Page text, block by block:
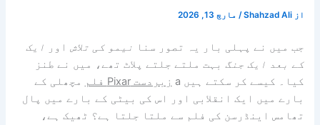
از Shahzad Ali
/ مارچ 13, 2026
جب میں نے پہلی بار یہ تصور سنا نیمو کی تلاش اور ایک
کے بعد ایک جنگ بہت ملتے جلتے پلاٹ تھے، میں نے طنز
کیا۔ کیسے کر سکتے ہیں a
زبردست Pixar فلم
مچھلی کے
بارے میں ایک انقلابی اور اس کی بیٹی کے بارے میں پال
تھامس اینڈرسن کی فلم سے ملتا جلتا ہے؟ ٹھیک ہے،